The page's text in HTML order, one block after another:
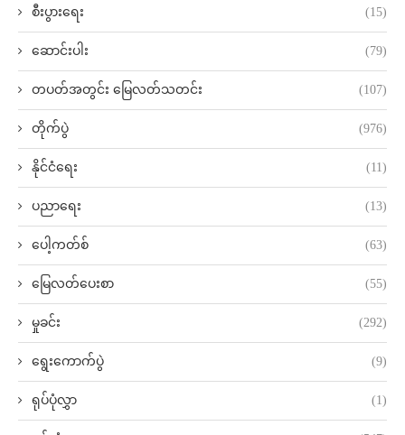
စီးပွားရေး (15)
ဆောင်းပါး (79)
တပတ်အတွင်း မြေလတ်သတင်း (107)
တိုက်ပွဲ (976)
နိုင်ငံရေး (11)
ပညာရေး (13)
ပေါ့ကတ်စ် (63)
မြေလတ်ပေးစာ (55)
မှုခင်း (292)
ရွေးကောက်ပွဲ (9)
ရုပ်ပုံလွှာ (1)